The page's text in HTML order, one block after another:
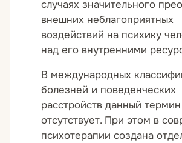
случаях значительного
внешних неблагоприятных
воздействий на психику
над его внутренними
В международных
болезней и поведенческих
расстройств данный термин
отсутствует. При этом в
психотерапии создана